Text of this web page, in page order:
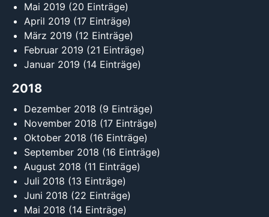
Mai 2019 (20 Einträge)
April 2019 (17 Einträge)
März 2019 (12 Einträge)
Februar 2019 (21 Einträge)
Januar 2019 (14 Einträge)
2018
Dezember 2018 (9 Einträge)
November 2018 (17 Einträge)
Oktober 2018 (16 Einträge)
September 2018 (16 Einträge)
August 2018 (11 Einträge)
Juli 2018 (13 Einträge)
Juni 2018 (22 Einträge)
Mai 2018 (14 Einträge)